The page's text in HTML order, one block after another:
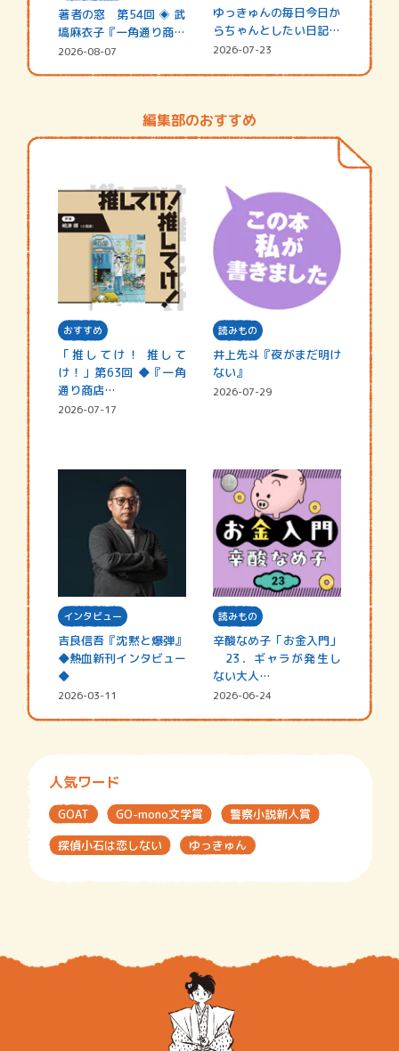
著者の窓 第54回 ◈ 武
塙麻衣子『一角通り商店
街の…
2026-08-07
ゆっきゅんの毎日今日か
らちゃんとしたい日記
☆202…
2026-07-23
編集部のおすすめ
おすすめ
「推してけ！ 推して
け！」第63回 ◆『一角
通り商店…
2026-07-17
読みもの
井上先斗『夜がまだ明け
ない』
2026-07-29
インタビュー
吉良信吾『沈黙と爆弾』
◆熱血新刊インタビュー
◆
2026-03-11
読みもの
辛酸なめ子「お金入門」
23．ギャラが発生し
ない大人…
2026-06-24
人気ワード
GOAT GO-mono文学賞
警察小説新人賞
探偵小石は恋しない
ゆっきゅん